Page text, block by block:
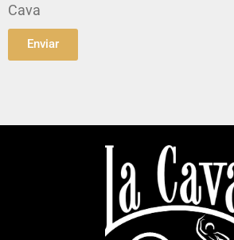
Cava
Enviar